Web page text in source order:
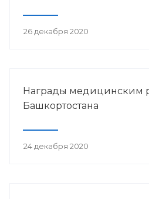
26 декабря 2020
Награды медицинским
Башкортостана
24 декабря 2020